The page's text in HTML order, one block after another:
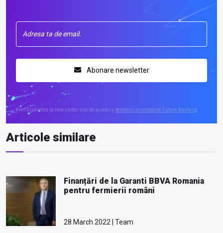
Abonare newsletter
Prin abonarea la newsletter ești de acord cu termenii și condițiile Future Banking
Articole similare
Finanțări de la Garanti BBVA Romania
pentru fermierii români
28 March 2022 | Team